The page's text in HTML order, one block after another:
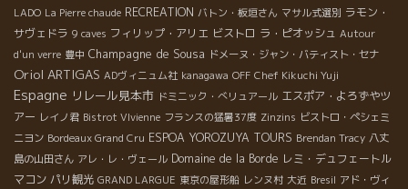
LADO La Pierre chaude RECREATION バトン・板垣さん マサル式選別 ラモン・
サヴェドラ 9 caves フィリップ・アリエ ビストロ ラ・ピオッシュ Autour
d'un verre 豊中 Champagne de Sousa ドメーヌ・ジャン・バティスト・セナ
Oriol ARTIGAS ADヴィニュム社 kanagawa OFF Chef Kikuchi Yuji
Espagne リレール見本市 ドミニック・べリュアール エスポア・よろずやツ
アー レイノ君 Bistrot VIvienne フランスの猛暑37度 Zinzins ビストロ・ペシェミ
ニヨン Bordeaux Grand Cru ESPOA YOROZUYA TOURS Brendan Tracy 八丈
島の山田さん アレ・レ・ヴェール Domaine de la Borde レミ・デュフェートル
マコン パリ観光 GRAND LARGUE 東京の屋形船 レンヌ村 大近 Bresil アド・ヴィ